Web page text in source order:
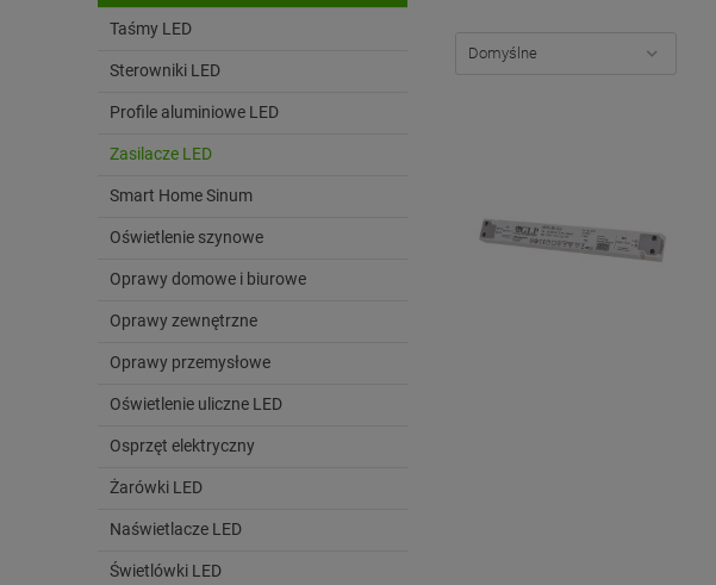
Taśmy LED
Sterowniki LED
Profile aluminiowe LED
Zasilacze LED
Smart Home Sinum
Oświetlenie szynowe
Oprawy domowe i biurowe
Oprawy zewnętrzne
Oprawy przemysłowe
Oświetlenie uliczne LED
Osprzęt elektryczny
Żarówki LED
Naświetlacze LED
Świetlówki LED